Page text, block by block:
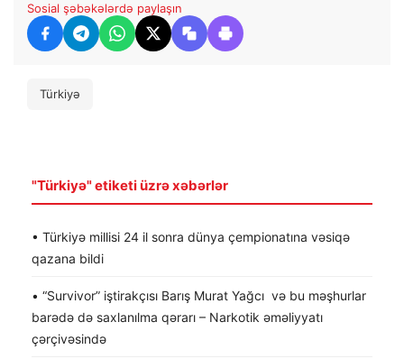
Sosial şəbəkələrdə paylaşın
Türkiyə
"Türkiyə" etiketi üzrə xəbərlər
• Türkiyə millisi 24 il sonra dünya çempionatına vəsiqə
qazana bildi
• “Survivor” iştirakçısı Barış Murat Yağcı və bu məşhurlar
barədə də saxlanılma qərarı – Narkotik əməliyyatı
çərçivəsində